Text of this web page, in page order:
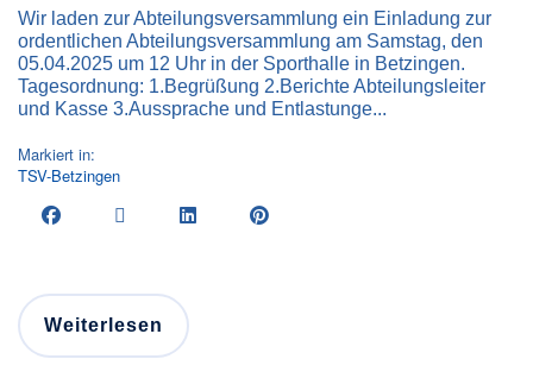
Wir laden zur Abteilungsversammlung ein Einladung zur
ordentlichen Abteilungsversammlung am Samstag, den
05.04.2025 um 12 Uhr in der Sporthalle in Betzingen.
Tagesordnung: 1.Begrüßung 2.Berichte Abteilungsleiter
und Kasse 3.Aussprache und Entlastunge...
Markiert in:
TSV-Betzingen
Weiterlesen